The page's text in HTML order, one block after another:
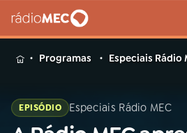
MENUProgramas Especiais Rádio
EPISÓDIO Especiais Rádio MEC